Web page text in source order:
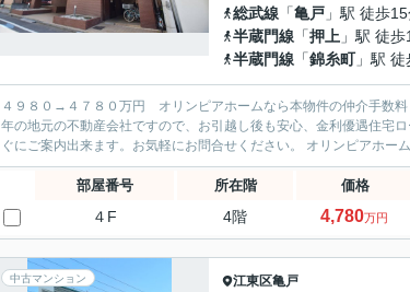
総武線 「亀戸 」駅 徒歩
半蔵門線 「押上 」駅 徒
半蔵門線 「錦糸町」駅 徒
４９８０→４７８０万円 オリンピアホームなら本物件の仲介手数
年の地元の不動産会社ですので、お引越し後も安心、金利優遇住宅
部屋番号 所在階 価格
４F 4階 4,780万円
中古マンション 江東区亀戸